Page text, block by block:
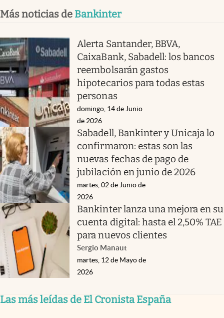
Más noticias de Bankinter
Alerta Santander, BBVA,
CaixaBank, Sabadell: los bancos
reembolsarán gastos
hipotecarios para todas estas
personas
domingo, 14 de Junio
de 2026
Sabadell, Bankinter y Unicaja lo
confirmaron: estas son las
nuevas fechas de pago de
jubilación en junio de 2026
martes, 02 de Junio de
2026
Bankinter lanza una mejora en su
cuenta digital: hasta el 2,50% TAE
para nuevos clientes
Sergio Manaut
martes, 12 de Mayo de
2026
Las más leídas de El Cronista España